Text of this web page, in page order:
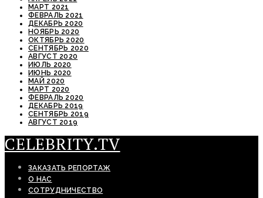
МАРТ 2021
ФЕВРАЛЬ 2021
ДЕКАБРЬ 2020
НОЯБРЬ 2020
ОКТЯБРЬ 2020
СЕНТЯБРЬ 2020
АВГУСТ 2020
ИЮЛЬ 2020
ИЮНЬ 2020
МАЙ 2020
МАРТ 2020
ФЕВРАЛЬ 2020
ДЕКАБРЬ 2019
СЕНТЯБРЬ 2019
АВГУСТ 2019
CELEBRITY.TV
ЗАКАЗАТЬ РЕПОРТАЖ
О НАС
СОТРУДНИЧЕСТВО